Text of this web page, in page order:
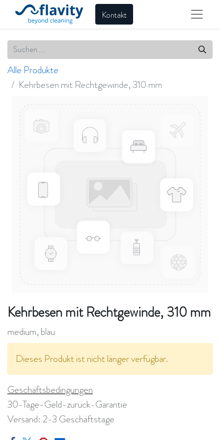
Kontakt
Alle Produkte
Kehrbesen mit Rechtgewinde, 310 mm
Kehrbesen mit Rechtgewinde, 310 mm
medium, blau
Dieses Produkt ist nicht länger verfügbar.
Geschäftsbedingungen
30-Tage-Geld-zurück-Garantie
Versand: 2-3 Geschäftstage